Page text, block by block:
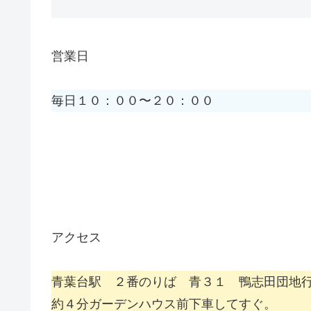
営業日
毎日１０：００〜２０：００
アクセス
青葉台駅 ２番のりば 青３１ 鴨志田団地
約４分ガーデンハウス前下車してすぐ。